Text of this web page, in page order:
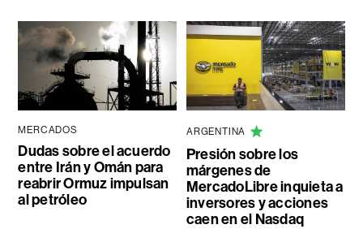
MERCADOS
Dudas sobre el acuerdo
entre Irán y Omán para
reabrir Ormuz impulsan
al petróleo
ARGENTINA
Presión sobre los
márgenes de
MercadoLibre inquieta a
inversores y acciones
caen en el Nasdaq